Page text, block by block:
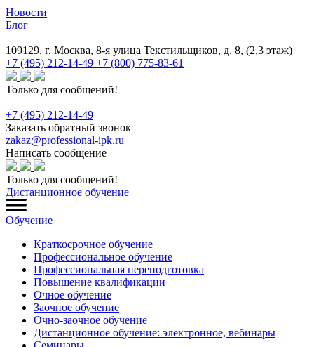
Новости
Блог
109129, г. Москва, 8-я улица Текстильщиков, д. 8, (2,3 этаж)
+7 (495) 212-14-49 +7 (800) 775-83-61
Только для сообщений!
+7 (495) 212-14-49
Заказать обратный звонок
zakaz@professional-ipk.ru
Написать сообщение
Только для сообщений!
Дистанционное обучение
Обучение
Краткосрочное обучение
Профессиональное обучение
Профессиональная переподготовка
Повышение квалификации
Очное обучение
Заочное обучение
Очно-заочное обучение
Дистанционное обучение: электронное, вебинары